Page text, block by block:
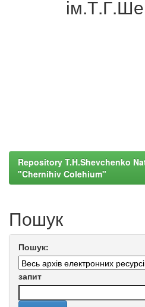
Repository T.H.Shevchenko
"Chernihiv Colehium"
Пошук
Пошук:
запит